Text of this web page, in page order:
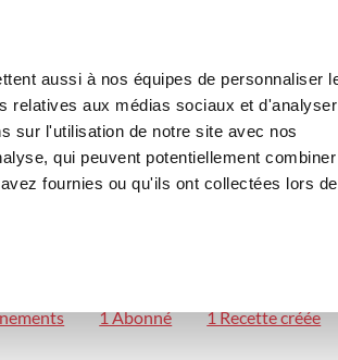
aussi à nos équipes de personnaliser
relatives aux médias sociaux et
sur l'utilisation de notre site avec nos
qui peuvent potentiellement combiner
fournies ou qu'ils ont collectées lors
Rocha
1 Abonné 1 Recette créée